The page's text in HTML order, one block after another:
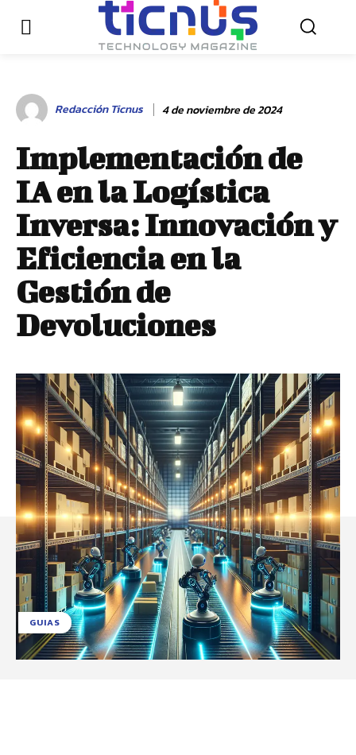
Redacción Ticnus 4 de noviembre de 2024
Implementación de
IA en la Logística
Inversa: Innovación y
Eficiencia en la
Gestión de
Devoluciones
GUIAS